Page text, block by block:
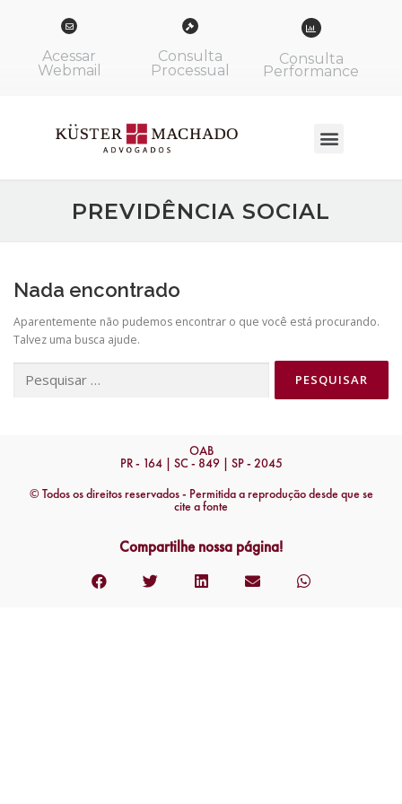
Acessar
Webmail
Consulta
Processual
Consulta
Performance
PREVIDÊNCIA SOCIAL
Nada encontrado
Aparentemente não pudemos encontrar o que você está procurando.
Talvez uma busca ajude.
OAB
PR - 164 | SC - 849 | SP - 2045
© Todos os direitos reservados - Permitida a reprodução desde que se
cite a fonte
Compartilhe nossa página!